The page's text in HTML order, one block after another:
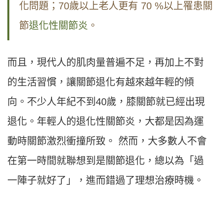
化問題；70歲以上老人更有 70 %以上罹患關
節退化性關節炎 。
而且，現代人的肌肉量普遍不足，再加上不對
的生活習慣，讓關節退化有越來越年輕的傾
向。不少人年紀不到40歲，膝關節就已經出現
退化。年輕人的退化性關節炎，大都是因為運
動時關節激烈衝撞所致。 然而，大多數人不會
在第一時間就聯想到是關節退化，總以為「過
一陣子就好了」，進而錯過了理想治療時機。